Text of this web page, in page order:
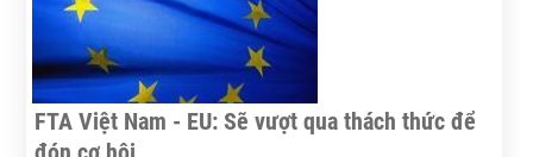
nên các nhà máy đều phải “nằm chờ”. Bên cạnh đó,
do diện tích đất trồng điều trong tỉnh ngày càng
giảm, năng suất và chất lượng chưa cao vì vậy mỗi
năm khi bước vào vụ sản xuất, các doanh nghiệp lại
FTA Việt Nam - EU: Sẽ vượt qua thách thức để